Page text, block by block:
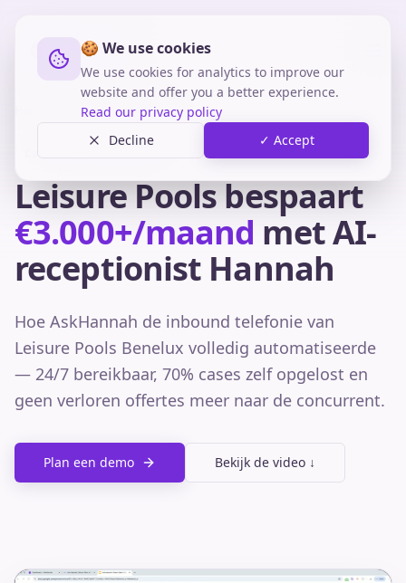
🍪 We use cookies
We use cookies for analytics to improve our
website and offer you a better experience.
Read our privacy policy
Decline
✓ Accept
Cases Leisure Pools
Leisure Pools bespaart
€3.000+/maand met AI-
receptionist Hannah
Hoe AskHannah de inbound telefonie van
Leisure Pools Benelux volledig automatiseerde
— 24/7 bereikbaar, 70% cases zelf opgelost en
geen verloren offertes meer naar de concurrent.
Plan een demo Bekijk de video ↓